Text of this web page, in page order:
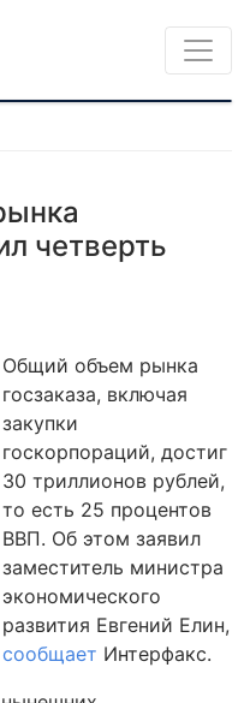
четверть
Общий объем рынка
госзаказа, включая
закупки
госкорпораций, достиг
30 триллионов рублей,
то есть 25 процентов
ВВП. Об этом заявил
заместитель министра
экономического
развития Евгений Елин,
сообщает Интерфакс.